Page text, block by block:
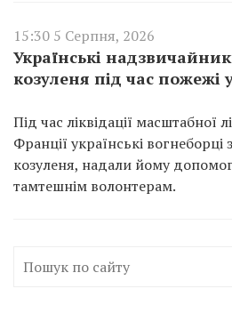
15:30 5 Серпня, 2026
Українські
козуленя під час пожежі
Під час ліквідації масштабної
Франції українські
козуленя, надали йому
тамтешнім волонтерам.